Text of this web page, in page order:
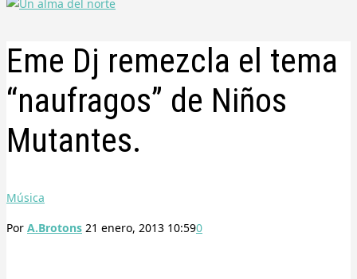
Eme Dj remezcla el tema
“naufragos” de Niños
Mutantes.
Música
Por A.Brotons 21 enero, 2013 10:590